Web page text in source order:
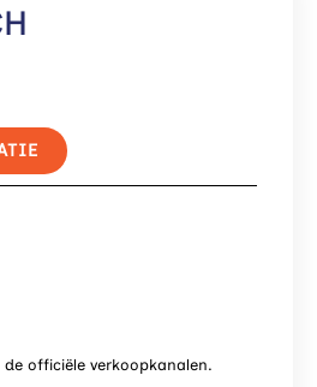
officiële verkoopkanalen.